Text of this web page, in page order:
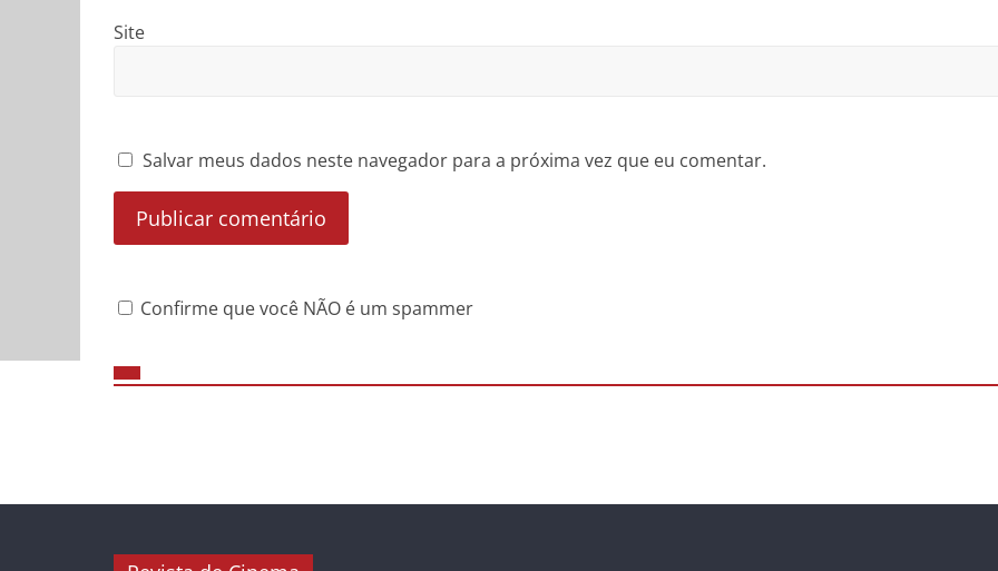
Site
Salvar meus dados neste navegador para a próxima vez que eu comentar.
Confirme que você NÃO é um spammer